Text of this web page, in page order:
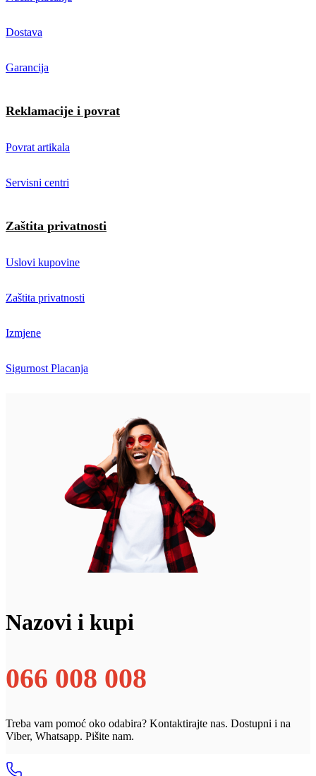
Dostava
Garancija
Reklamacije i povrat
Povrat artikala
Servisni centri
Zaštita privatnosti
Uslovi kupovine
Zaštita privatnosti
Izmjene
Sigurnost Placanja
Nazovi i kupi
066 008 008
Treba vam pomoć oko odabira? Kontaktirajte nas. Dostupni i na
Viber, Whatsapp. Pišite nam.